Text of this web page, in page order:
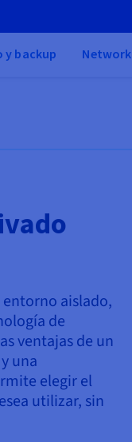
y backup Network
aislado,
de
ventajas de un
una
elegir el
utilizar, sin